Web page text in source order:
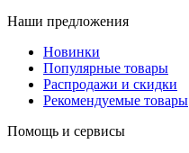
Наши предложения
Новинки
Популярные товары
Распродажи и скидки
Рекомендуемые товары
Помощь и сервисы